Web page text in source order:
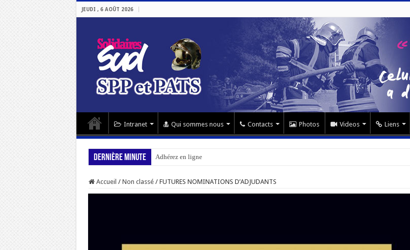
JEUDI , 6 AOÛT 2026
Intranet Qui sommes nous Contacts Photos Videos Liens
Dernière minute Adhérez en ligne
Accueil / Non classé / FUTURES NOMINATIONS D’ADJUDANTS